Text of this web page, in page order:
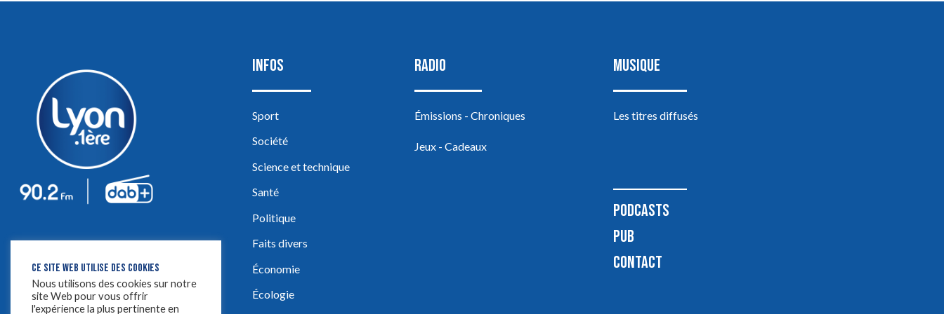
INFOS
Sport
Société
Science et technique
Santé
Politique
Faits divers
Économie
Écologie
RADIO
Émissions - Chroniques
Jeux - Cadeaux
MUSIQUE
Les titres diffusés
PODCASTS
PUB
CONTACT
CE SITE WEB UTILISE DES COOKIES
Nous utilisons des cookies sur notre
site Web pour vous offrir
l'expérience la plus pertinente en